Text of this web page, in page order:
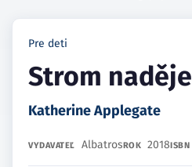
Pre deti
Strom naděje
Katherine Applegate
VYDAVATEĽ AlbatrosROK 2018ISBN